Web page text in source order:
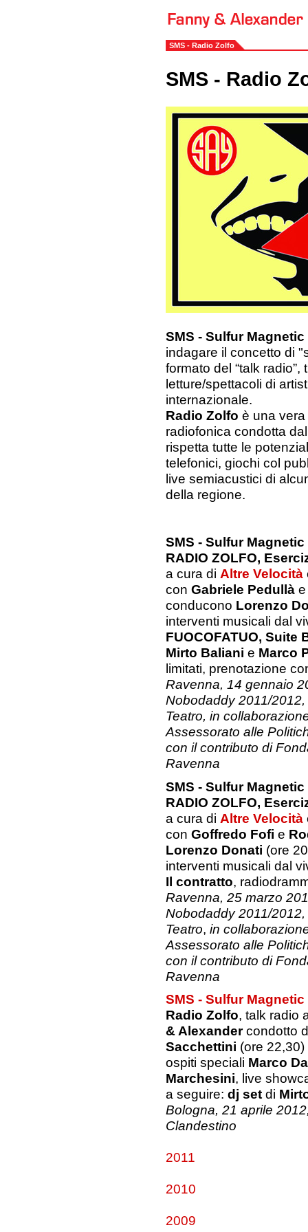
SMS - Radio Zolfo
SMS - Radio
SMS - Sulfur
indagare il concetto di
formato del “talk
letture/spettacoli di
internazionale.
Radio Zolfo è una
radiofonica condotta
rispetta tutte le
telefonici, giochi col
live semiacustici di
della regione.
SMS - Sulfur
RADIO ZOLFO,
a cura di Altre Velocità
con Gabriele Pedullà
conducono Lorenzo
interventi musicali dal
FUOCOFATUO, Suite
Mirto Baliani e Marco
limitati, prenotazione
Ravenna, 14 gennaio
Nobodaddy 2011/
Teatro, in
Assessorato alle
con il contributo di
Ravenna
SMS - Sulfur
RADIO ZOLFO,
a cura di Altre Velocità
con Goffredo Fofi e
Lorenzo Donati (ore
interventi musicali dal
Il contratto,
Ravenna, 25 marzo
Nobodaddy 2011/
Teatro, in
Assessorato alle
con il contributo di
Ravenna
SMS - Sulfur
Radio Zolfo, talk radio
& Alexandercondotto
Sacchettini (ore 22,30)
ospiti speciali Marco
Marchesini, live
a seguire: dj set di
Bologna, 21 aprile
Clandestino
2011
2010
2009